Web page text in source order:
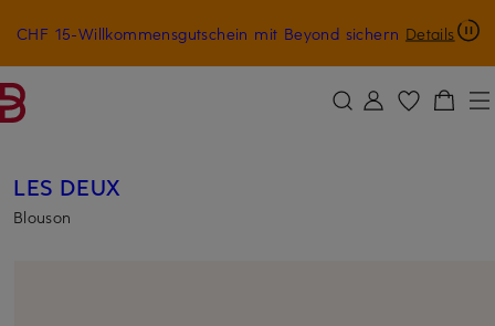
ZUM HAUPTINHALT ÜBERSPRINGEN ZUM SUCHFELD ÜBERSPRINGEN
CHF 15-Willkommensgutschein mit Beyond sichern Details
LES DEUX
Blouson